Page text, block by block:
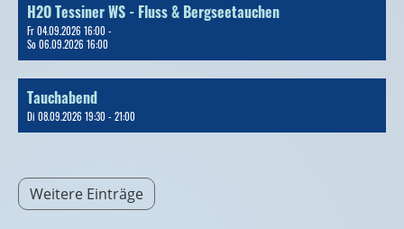
H2O Tessiner WS - Fluss & Bergseetauchen
Fr 04.09.2026 16:00 -
So 06.09.2026 16:00
Tauchabend
Di 08.09.2026 19:30 - 21:00
Weitere Einträge